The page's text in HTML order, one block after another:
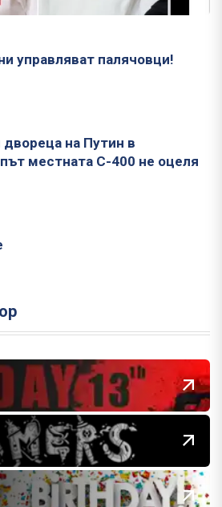
управляват палячовци!
на Путин в
местната С-400 не оцеля